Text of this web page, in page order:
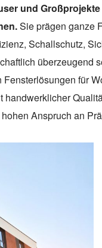
und
Sie prägen ganze
Schallschutz,
überzeugend
für
handwerklicher
Anspruch an